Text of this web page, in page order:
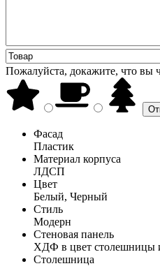
Пожалуйста, докажите, что вы
Фасад
Пластик
Материал корпуса
ЛДСП
Цвет
Белый, Черный
Стиль
Модерн
Стеновая панель
ХДФ в цвет столешницы
Столешница